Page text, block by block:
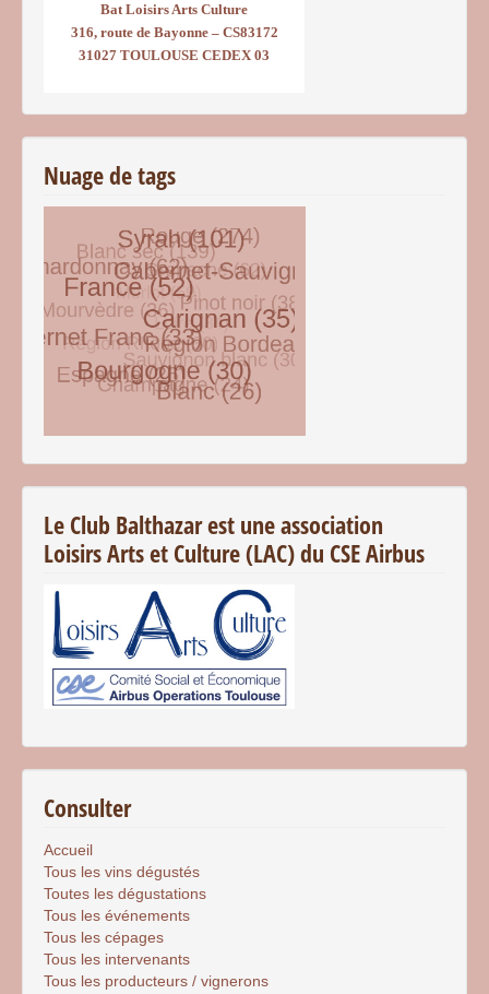
Bat Loisirs Arts Culture
316, route de Bayonne – CS83172
31027 TOULOUSE CEDEX 03
Nuage de tags
Le Club Balthazar est une association
Loisirs Arts et Culture (LAC) du CSE Airbus
Consulter
Accueil
Tous les vins dégustés
Toutes les dégustations
Tous les événements
Tous les cépages
Tous les intervenants
Tous les producteurs / vignerons